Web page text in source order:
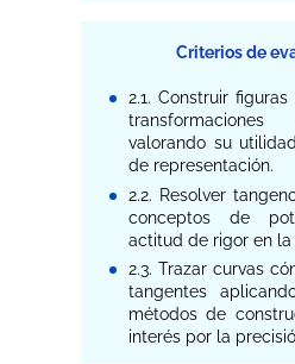
Criterios de
2.1. Construir
valorando su
de representación.
2.2. Resolver
conceptos de
actitud de rigor en la
2.3. Trazar curvas
tangentes
métodos de
interés por la